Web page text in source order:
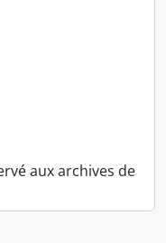
aux archives de